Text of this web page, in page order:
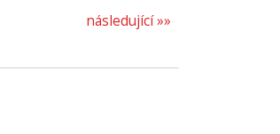
následující »»